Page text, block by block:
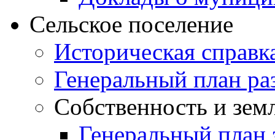
Сельское поселение
Историческая
Генеральный план
Собственность и
Генеральный план